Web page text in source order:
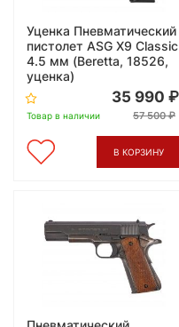
Уценка Пневматический
пистолет ASG X9 Classic
4.5 мм (Beretta, 18526,
уценка)
Товар в наличии
35 990
57 500
В КОРЗИНУ